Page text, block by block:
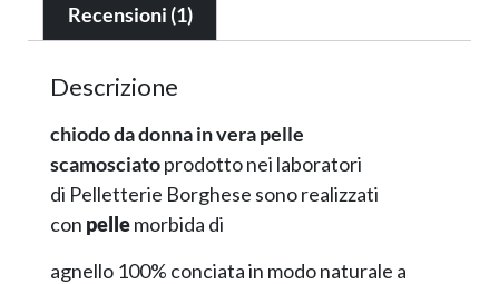
Recensioni (1)
Descrizione
chiodo da donna in vera pelle
scamosciatoprodotto nei laboratori
di Pelletterie Borghese sono realizzati
con pellemorbida di
agnello 100% conciata in modo naturale a